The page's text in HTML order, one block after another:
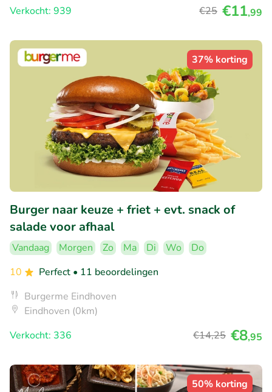
Verkocht: 939
€25 €11,99
37% korting
Burger naar keuze + friet + evt. snack of
salade voor afhaal
Vandaag Morgen Zo Ma Di Wo
Do
10
Perfect • 11 beoordelingen
Burgerme Eindhoven
Eindhoven (0km)
Verkocht: 336
€14,25 €8,95
50% korting